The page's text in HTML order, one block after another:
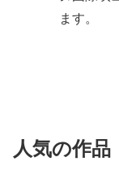
ます。
人気の作品